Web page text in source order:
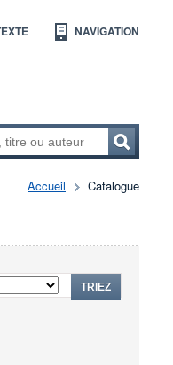
NAVIGATION
Accueil Catalogue
TRIEZ